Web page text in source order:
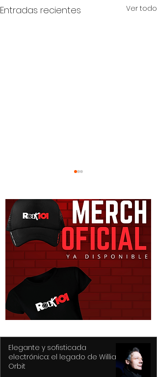
Entradas recientes Ver todo
Purple Rain, el epicentro
de Prince y su
revolución
Elegante y sofisticada
electrónica: el legado de William
Orbit